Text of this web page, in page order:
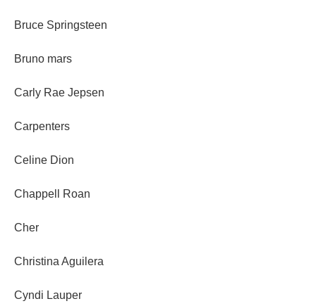
Bruce Springsteen
Bruno mars
Carly Rae Jepsen
Carpenters
Celine Dion
Chappell Roan
Cher
Christina Aguilera
Cyndi Lauper